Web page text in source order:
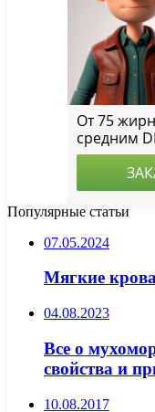
Популярные статьи
07.05.2024
Мягкие
04.08.2023
Все о
свойства и
10.08.2017